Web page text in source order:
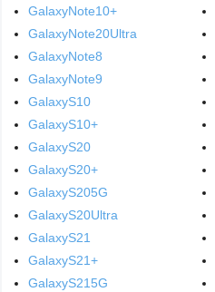
GalaxyNote10+
GalaxyNote20Ultra
GalaxyNote8
GalaxyNote9
GalaxyS10
GalaxyS10+
GalaxyS20
GalaxyS20+
GalaxyS205G
GalaxyS20Ultra
GalaxyS21
GalaxyS21+
GalaxyS215G